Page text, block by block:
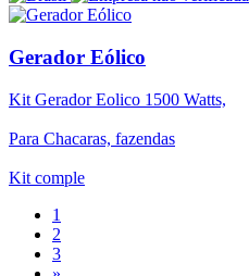
Gerador Eólico
Kit Gerador Eolico 1500 Watts,
Para Chacaras, fazendas
Kit comple
1
2
3